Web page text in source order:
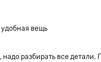
вещь
надо разбирать все детали.